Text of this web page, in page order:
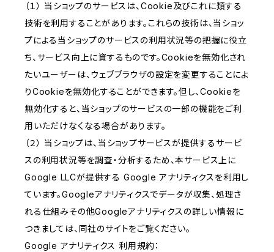
（１） 当ショップのサービスは、Cookie及びこれに類する
技術を利用することがあります。これらの技術は、当ショッ
プによる当ショップのサービスの利用状況等の把握に役立
ち、サービス向上に資するものです。Cookieを無効化され
たいユーザーは、ウェブブラウザの設定を変更することによ
りCookieを無効化することができます。但し、Cookieを
無効化すると、当ショップのサービスの一部の機能をご利
用いただけなくなる場合があります。
（２） 当ショップは、当ショップサービスが提供するサービ
スの利用状況等を調査・分析するため、本サービス上に
Google LLCが提供する Google アナリティクスを利用し
ています。Googleアナリティクスでデータが収集、処理さ
れる仕組みその他Googleアナリティクスの詳しい情報に
つきましては、同社のサイトをご覧ください。
Google アナリティクス 利用規約：